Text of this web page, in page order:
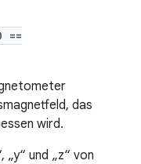
==
das
wird.
„y“ und „z“ von